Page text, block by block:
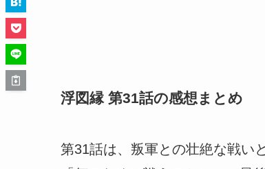
浮図縁 第31話の感想まとめ
第31話は、叛軍との壮絶な戦い